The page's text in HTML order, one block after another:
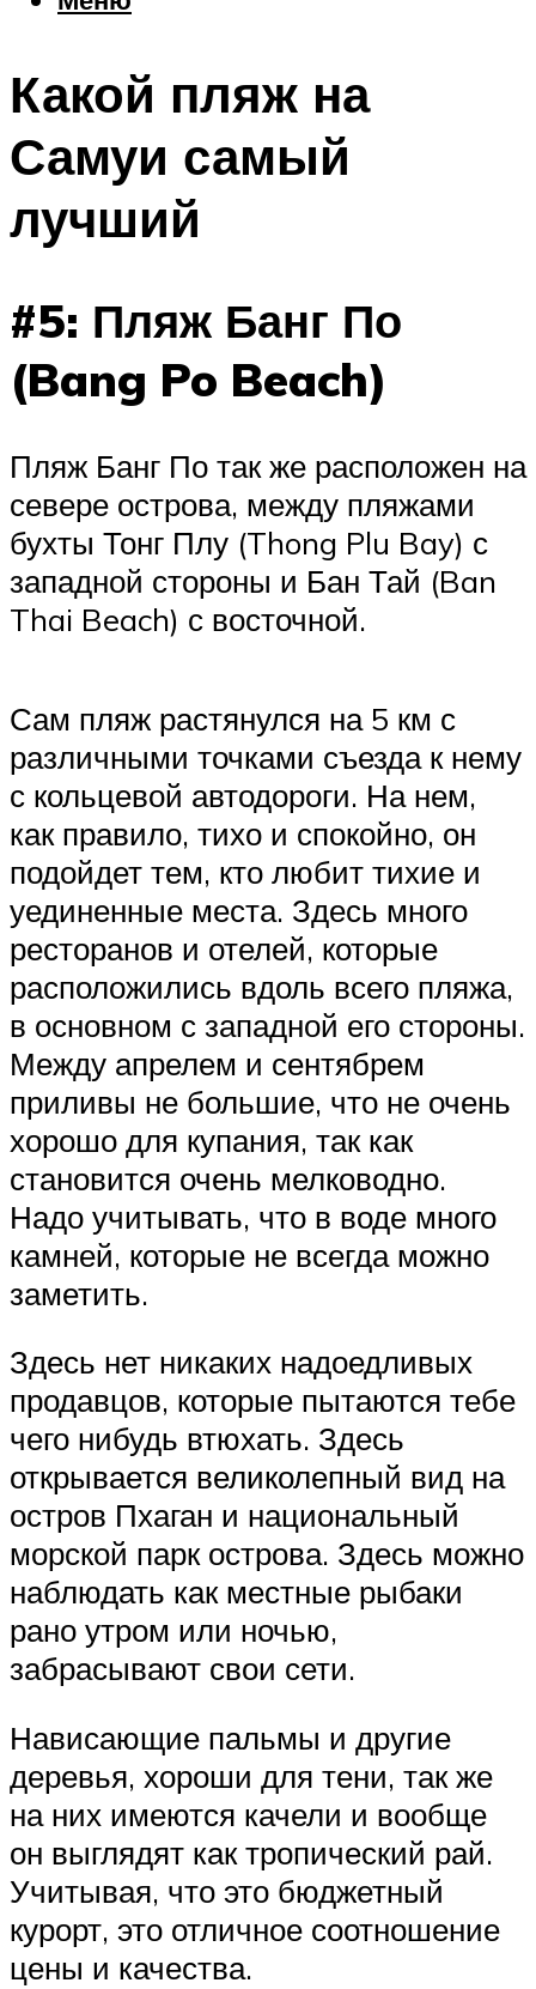
Шоппинг
Меню
Какой пляж на
Самуи самый
лучший
#5: Пляж Банг По
(Bang Po Beach)
Пляж Банг По так же расположен на
севере острова, между пляжами
бухты Тонг Плу (Thong Plu Bay) с
западной стороны и Бан Тай (Ban
Thai Beach) с восточной.
Сам пляж растянулся на 5 км с
различными точками съезда к нему
с кольцевой автодороги. На нем,
как правило, тихо и спокойно, он
подойдет тем, кто любит тихие и
уединенные места. Здесь много
ресторанов и отелей, которые
расположились вдоль всего пляжа,
в основном с западной его стороны.
Между апрелем и сентябрем
приливы не большие, что не очень
хорошо для купания, так как
становится очень мелководно.
Надо учитывать, что в воде много
камней, которые не всегда можно
заметить.
Здесь нет никаких надоедливых
продавцов, которые пытаются тебе
чего нибудь втюхать. Здесь
открывается великолепный вид на
остров Пхаган и национальный
морской парк острова. Здесь можно
наблюдать как местные рыбаки
рано утром или ночью,
забрасывают свои сети.
Нависающие пальмы и другие
деревья, хороши для тени, так же
на них имеются качели и вообще
он выглядят как тропический рай.
Учитывая, что это бюджетный
курорт, это отличное соотношение
цены и качества.